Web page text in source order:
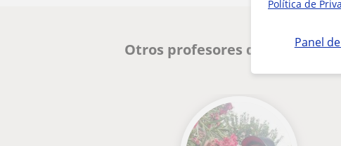
Política de
Panel
Otros profesores de Repaso